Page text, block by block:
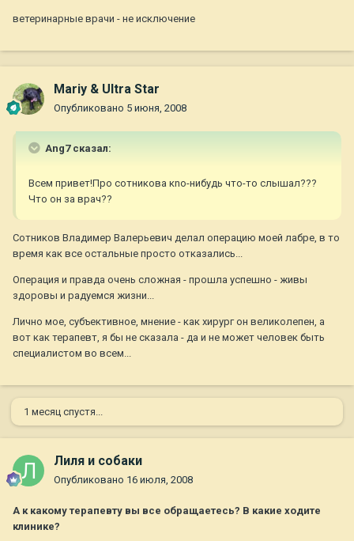
ветеринарные врачи - не исключение
Mariy & Ultra Star
Опубликовано 5 июня, 2008
Ang7 сказал:
Всем привет!Про сотникова кnо-нибудь что-то слышал???
Что он за врач??
Сотников Владимер Валерьевич делал операцию моей лабре, в то
время как все остальные просто отказались...
Операция и правда очень сложная - прошла успешно - живы
здоровы и радуемся жизни...
Лично мое, субъективное, мнение - как хирург он великолепен, а
вот как терапевт, я бы не сказала - да и не может человек быть
специалистом во всем...
1 месяц спустя...
Лиля и собаки
Опубликовано 16 июля, 2008
А к какому терапевту вы все обращаетесь? В какие ходите
клинике?